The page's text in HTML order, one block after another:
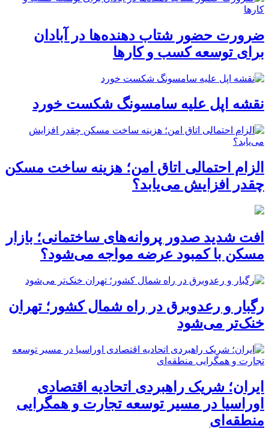
ضرورت حضور شتاب ‌دهنده‌ها در آبادان
برای توسعه کسب‌ و کارها
نقشه اپل علیه سامسونگ شکست خورد
الزام احتمالی اتاق امن؛ هزینه ساخت مسکن
چقدر افزایش می‌یابد؟
افت شدید صدور پروانه‌های ساختمانی؛ بازار
مسکن با کمبود عرضه مواجه می‌شود؟
رگبار و رعدوبرق در راه شمال کشور؛ تهران
خنک‌تر می‌شود
ایران؛ شریک راهبردی اتحادیه اقتصادی
اوراسیا در مسیر توسعه تجارت و همگرایی
منطقه‌ای